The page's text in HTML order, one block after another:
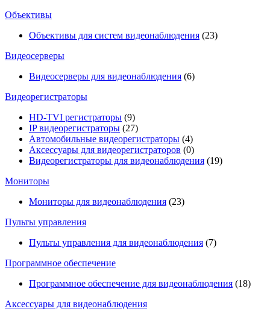
Объективы
Объективы для систем видеонаблюдения (23)
Видеосерверы
Видеосерверы для видеонаблюдения (6)
Видеорегистраторы
HD-TVI регистраторы (9)
IP видеорегистраторы (27)
Автомобильные видеорегистраторы (4)
Аксессуары для видеорегистраторов (0)
Видеорегистраторы для видеонаблюдения (19)
Мониторы
Мониторы для видеонаблюдения (23)
Пульты управления
Пульты управления для видеонаблюдения (7)
Программное обеспечение
Программное обеспечение для видеонаблюдения (18)
Аксессуары для видеонаблюдения